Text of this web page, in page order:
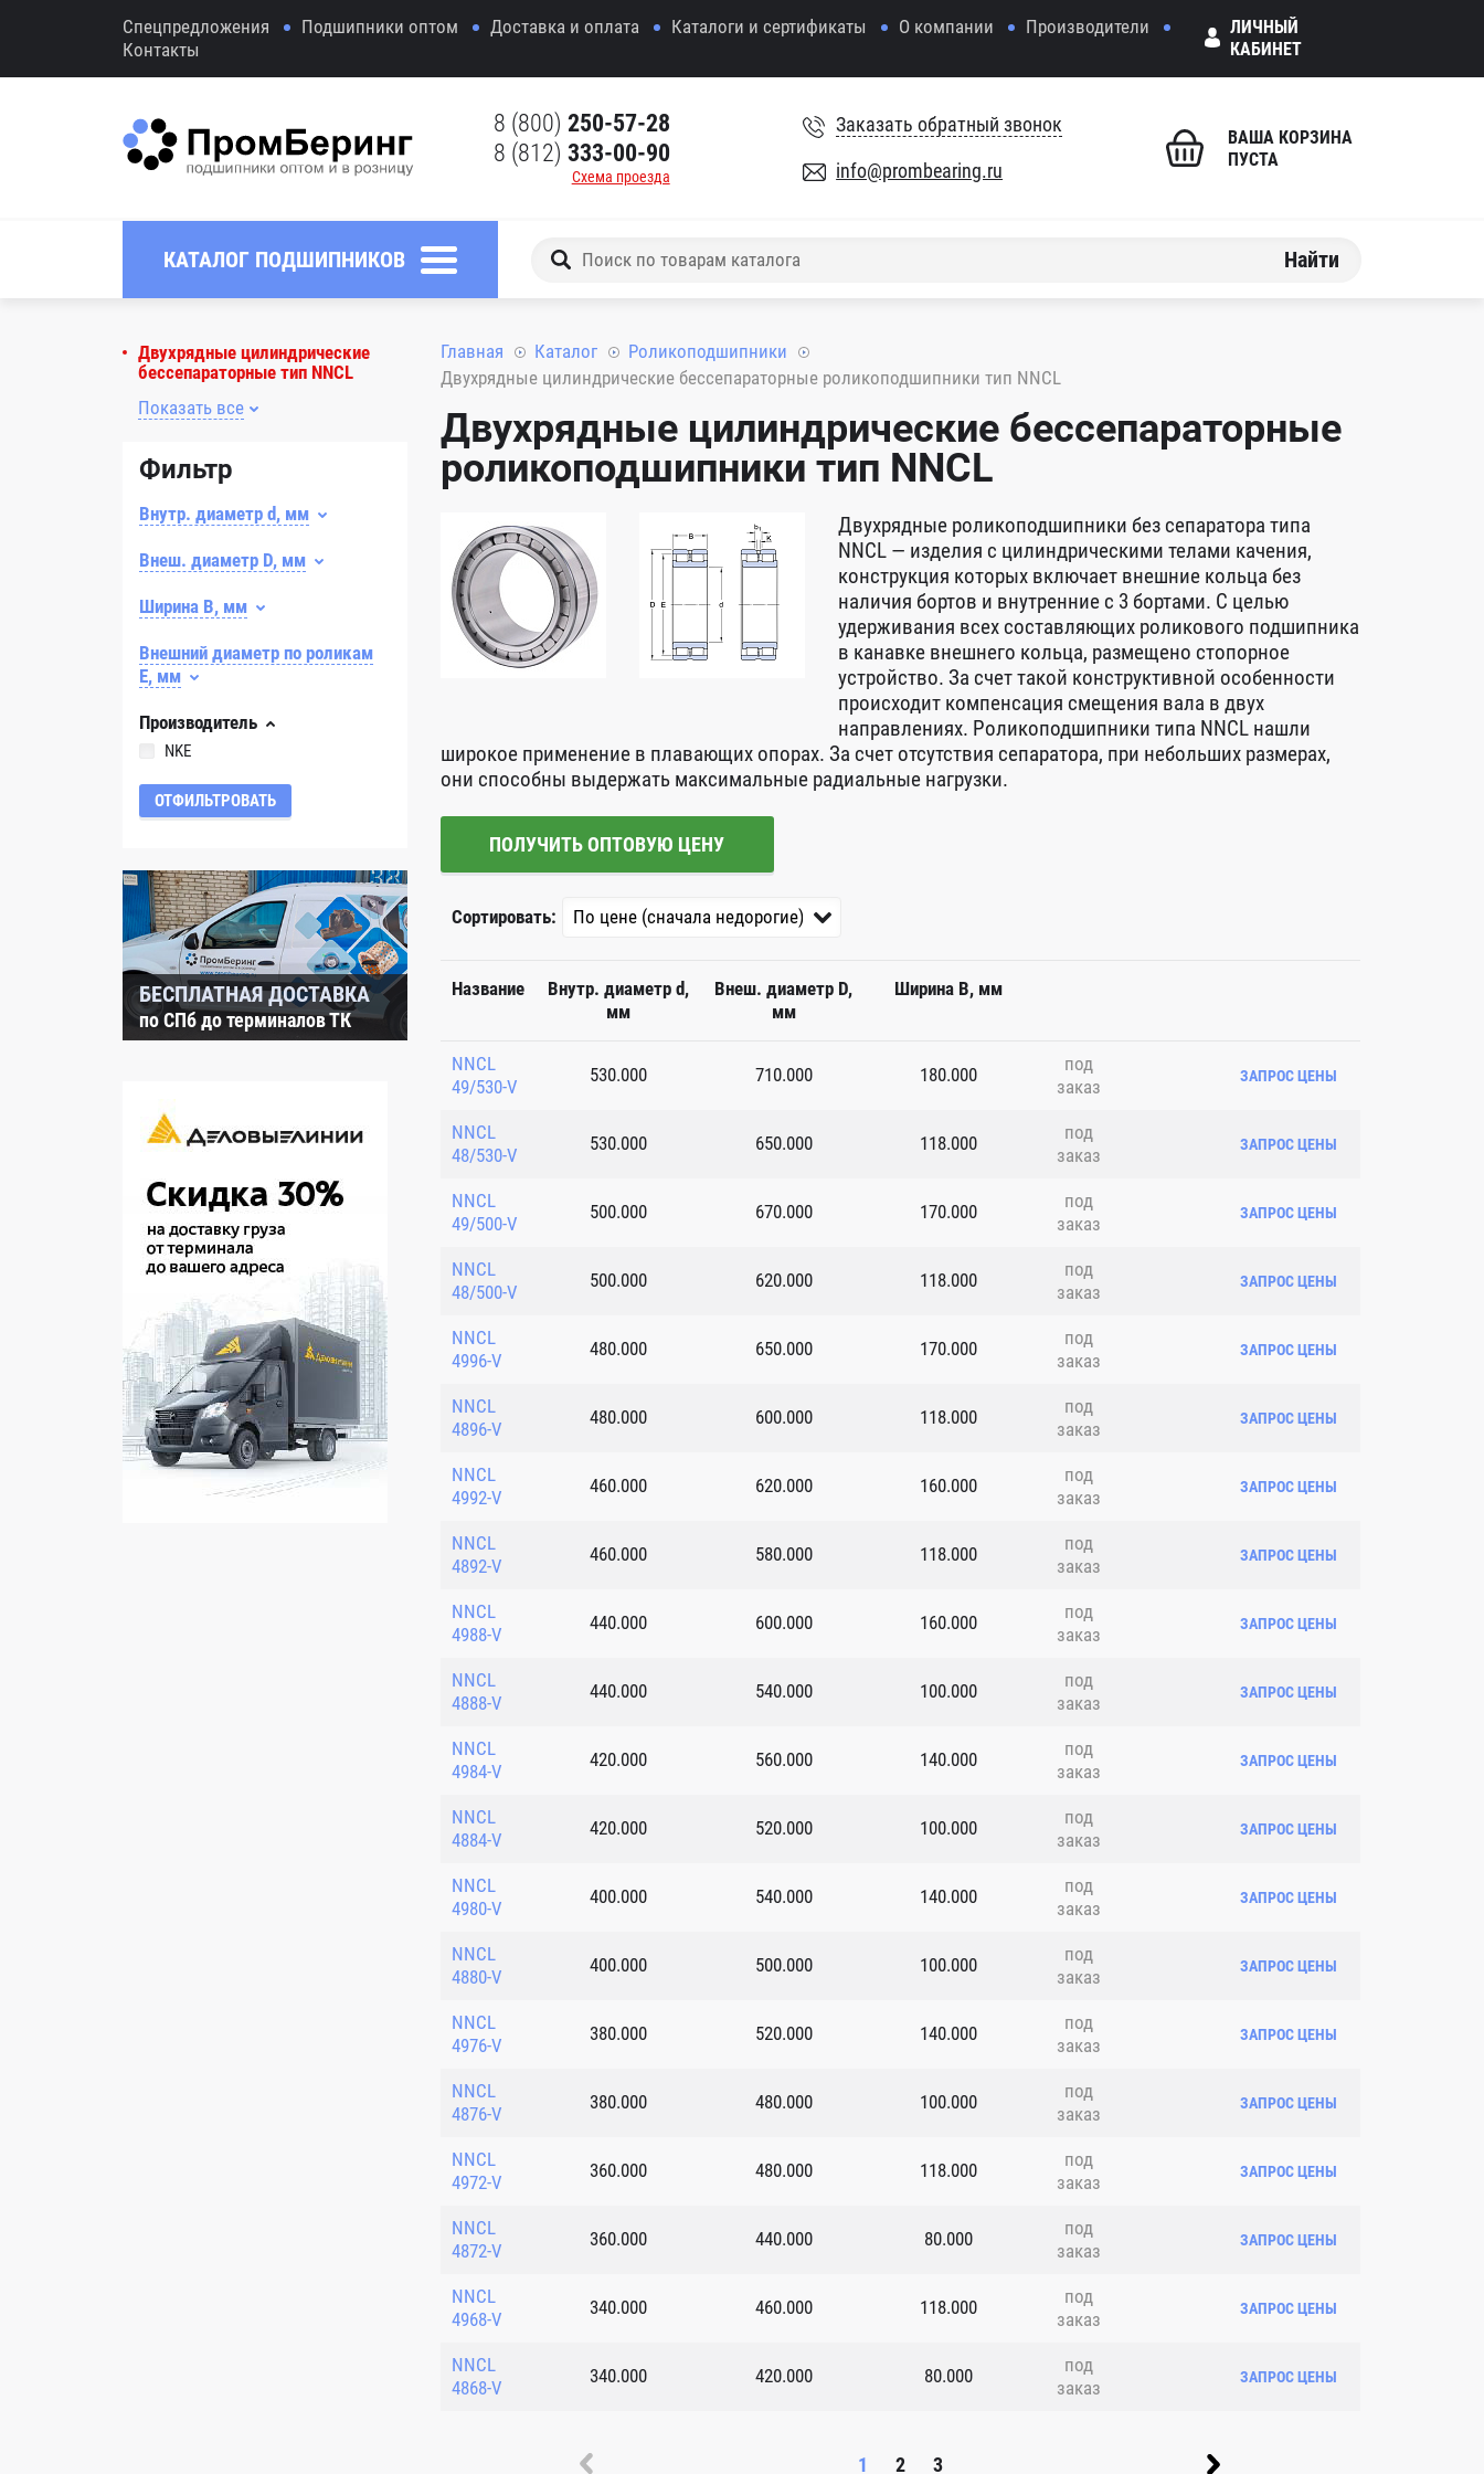
Спецпредложения Подшипники оптом Доставка и оплата Каталоги и сертификаты О компании
Производители
Контакты
ЛИЧНЫЙ
КАБИНЕТ
8 (800) 250-57-28
8 (812) 333-00-90
Схема проезда
Заказать обратный звонок
info@prombearing.ru
ВАША КОРЗИНА
ПУСТА
КАТАЛОГ ПОДШИПНИКОВ Найти
Двухрядные цилиндрические
бессепараторные тип NNCL
Показать все
Фильтр
Внутр. диаметр d, мм
Внеш. диаметр D, мм
Ширина B, мм
Внешний диаметр по роликам
E, мм
Производитель
NKE
ОТФИЛЬТРОВАТЬ
БЕСПЛАТНАЯ ДОСТАВКА
по СПб до терминалов ТК
Главная Каталог
Роликоподшипники
Двухрядные цилиндрические бессепараторные роликоподшипники тип NNCL
Двухрядные цилиндрические бессепараторные
роликоподшипники тип NNCL
Двухрядные роликоподшипники без сепаратора типа
NNCL — изделия с цилиндрическими телами качения,
конструкция которых включает внешние кольца без
наличия бортов и внутренние с 3 бортами. С целью
удерживания всех составляющих роликового подшипника
в канавке внешнего кольца, размещено стопорное
устройство. За счет такой конструктивной особенности
происходит компенсация смещения вала в двух
направлениях. Роликоподшипники типа NNCL нашли
широкое применение в плавающих опорах. За счет отсутствия сепаратора, при небольших размерах,
они способны выдержать максимальные радиальные нагрузки.
ПОЛУЧИТЬ ОПТОВУЮ ЦЕНУ
Сортировать:
Название
Внутр. диаметр d,
мм
Внеш. диаметр D,
мм
Ширина B, мм
NNCL
49/530-V
530.000 710.000 180.000
под
заказ
ЗАПРОС ЦЕНЫ
NNCL
48/530-V
530.000 650.000 118.000
под
заказ
ЗАПРОС ЦЕНЫ
NNCL
49/500-V
500.000 670.000 170.000
под
заказ
ЗАПРОС ЦЕНЫ
NNCL
48/500-V
500.000 620.000 118.000
под
заказ
ЗАПРОС ЦЕНЫ
NNCL
4996-V
480.000 650.000 170.000
под
заказ
ЗАПРОС ЦЕНЫ
NNCL
4896-V
480.000 600.000 118.000
под
заказ
ЗАПРОС ЦЕНЫ
NNCL
4992-V
460.000 620.000 160.000
под
заказ
ЗАПРОС ЦЕНЫ
NNCL
4892-V
460.000 580.000 118.000
под
заказ
ЗАПРОС ЦЕНЫ
NNCL
4988-V
440.000 600.000 160.000
под
заказ
ЗАПРОС ЦЕНЫ
NNCL
4888-V
440.000 540.000 100.000
под
заказ
ЗАПРОС ЦЕНЫ
NNCL
4984-V
420.000 560.000 140.000
под
заказ
ЗАПРОС ЦЕНЫ
NNCL
4884-V
420.000 520.000 100.000
под
заказ
ЗАПРОС ЦЕНЫ
NNCL
4980-V
400.000 540.000 140.000
под
заказ
ЗАПРОС ЦЕНЫ
NNCL
4880-V
400.000 500.000 100.000
под
заказ
ЗАПРОС ЦЕНЫ
NNCL
4976-V
380.000 520.000 140.000
под
заказ
ЗАПРОС ЦЕНЫ
NNCL
4876-V
380.000 480.000 100.000
под
заказ
ЗАПРОС ЦЕНЫ
NNCL
4972-V
360.000 480.000 118.000
под
заказ
ЗАПРОС ЦЕНЫ
NNCL
4872-V
360.000 440.000 80.000
под
заказ
ЗАПРОС ЦЕНЫ
NNCL
4968-V
340.000 460.000 118.000
под
заказ
ЗАПРОС ЦЕНЫ
NNCL
4868-V
340.000 420.000 80.000
под
заказ
ЗАПРОС ЦЕНЫ
1 2 3